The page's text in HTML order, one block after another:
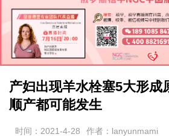
产妇出现羊水栓塞5大形成
顺产都可能发生
时间：2021-4-28 作者：lanyunmami